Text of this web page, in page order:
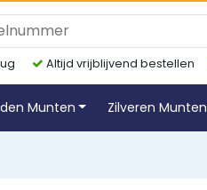
Altijd vrijblijvend bestellen
Munten Zilveren Munten